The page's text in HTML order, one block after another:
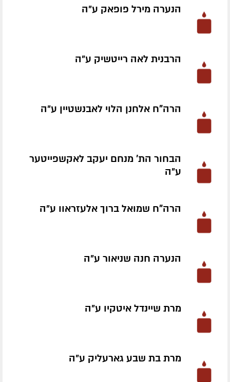
הנערה מירל פופאק ע״ה
הרבנית לאה רייטשיק ע״ה
הרה"ח אלחנן הלוי לאבנשטיין ע״ה
הבחור הת' מנחם יעקב לאקשפייטער
ע״ה
הרה"ח שמואל ברוך אלעזראוו ע״ה
הנערה חנה שניאור ע״ה
מרת שיינדל איטקיו ע״ה
מרת בת שבע גארעליק ע״ה